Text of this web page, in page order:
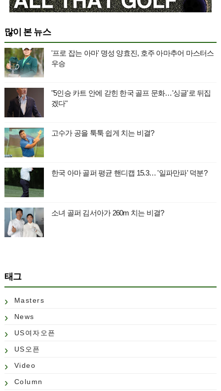
많이 본 뉴스
'프로 잡는 아마' 명성 양효진, 호주 아마추어 마스터스
우승
"5인승 카트 안에 갇힌 한국 골프 문화…'싱글'로 뒤집
겠다"
고수가 공을 툭툭 쉽게 치는 비결?
한국 아마 골퍼 평균 핸디캡 15.3… '일파만파' 덕분?
소녀 골퍼 김서아가 260m 치는 비결?
태그
Masters
News
US여자오픈
US오픈
Video
Column